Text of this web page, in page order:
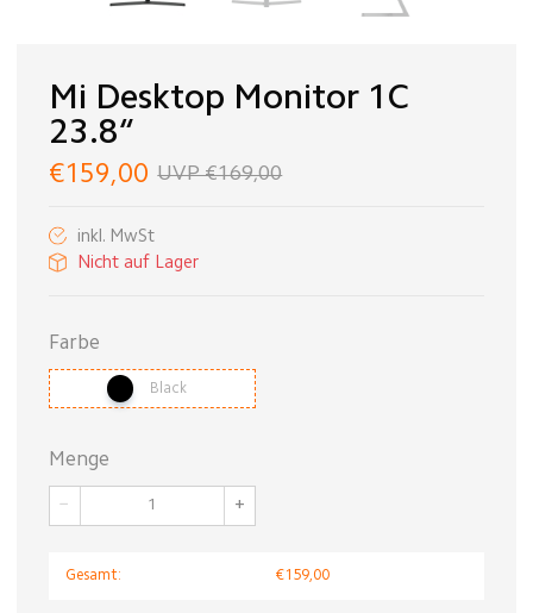
Mi Desktop Monitor 1C
23.8“
€159,00 UVP €169,00
inkl. MwSt
Nicht auf Lager
Farbe
Black
Menge
− +
Gesamt: €159,00